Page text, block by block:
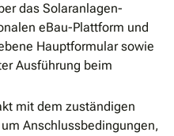
das Solaranlagen-
eBau-Plattform und
Hauptformular sowie
Ausführung beim
mit dem zuständigen
Anschlussbedingungen,